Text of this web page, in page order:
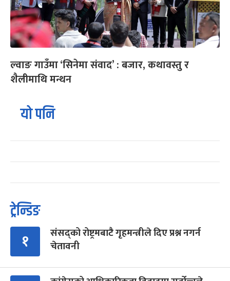
ल्वाङ गाउँमा ‘सिनेमा संवाद’ : बजार, कथावस्तु र
शैलीमाथि मन्थन
यो पनि
ट्रेन्डिङ
१
संसद्को रोष्ट्रमबाटै गृहमन्त्रीले दिए प्रश्न नगर्न
चेतावनी